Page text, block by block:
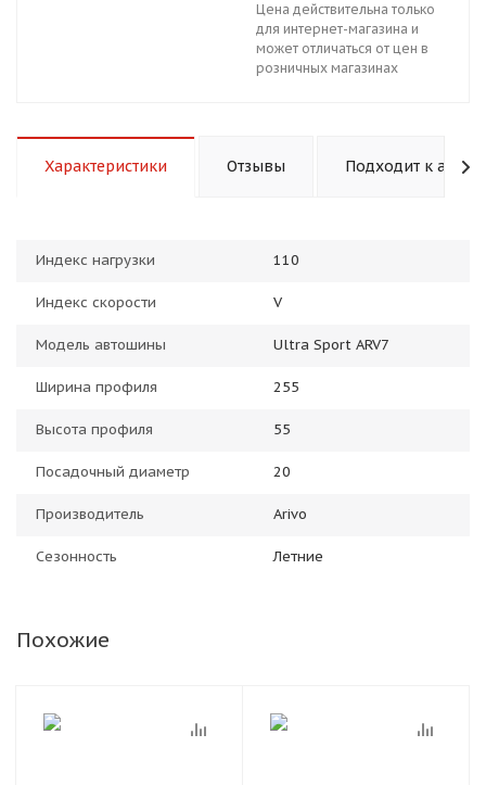
Цена действительна только
для интернет-магазина и
может отличаться от цен в
розничных магазинах
Характеристики Отзывы Подходит к авто
Индекс нагрузки 110
Индекс скорости V
Модель автошины Ultra Sport ARV7
Ширина профиля 255
Высота профиля 55
Посадочный диаметр 20
Производитель Arivo
Сезонность Летние
Похожие